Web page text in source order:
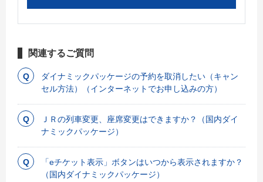
関連するご質問
ダイナミックパッケージの予約を取消したい（キャン
セル方法）（インターネットでお申し込みの方）
ＪＲの列車変更、座席変更はできますか？（国内ダイ
ナミックパッケージ）
「eチケット表示」ボタンはいつから表示されますか？
（国内ダイナミックパッケージ）